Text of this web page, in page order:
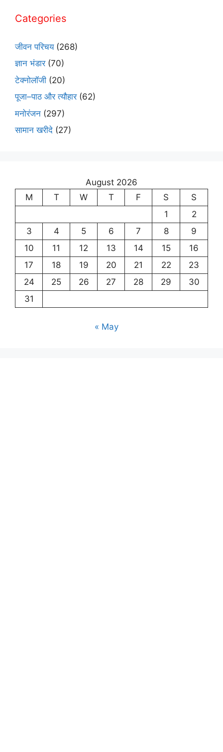
Categories
जीवन परिचय(268)
ज्ञान भंडार(70)
टेक्नोलॉजी (20)
पूजा–पाठ और त्यौहार(62)
मनोरंजन (297)
सामान खरीदे (27)
August 2026
M
T W T F S
S
1
2
3
4 5 6 7 8
9
10
11 12 13 14 15
16
17
18 19 20 21 22
23
24
25 26 27 28 29
30
31
« May